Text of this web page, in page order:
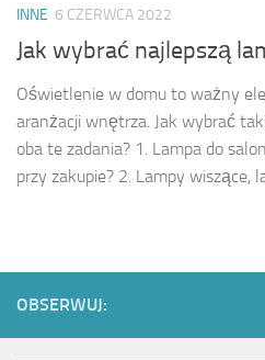
INNE 6 CZERWCA 2022
Jak wybrać najlepszą
Oświetlenie w domu to ważny
aranżacji wnętrza. Jak wybrać
oba te zadania? 1. Lampa do
przy zakupie? 2. Lampy wiszące,
OBSERWUJ: